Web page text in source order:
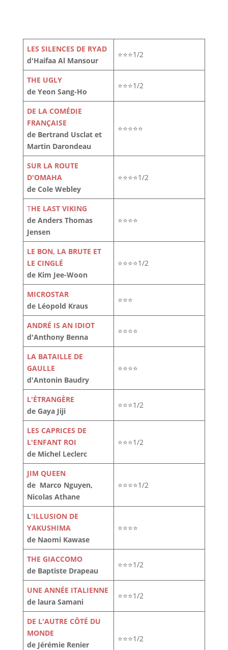
LES SILENCES DE RYAD
d'Haifaa Al Mansour
⭐⭐⭐1/2
THE UGLY
de Yeon Sang-Ho
⭐⭐⭐1/2
DE LA COMÉDIE
FRANÇAISE
de Bertrand Usclat et
Martin Darondeau
⭐⭐⭐⭐⭐
SUR LA ROUTE
D'OMAHA
de Cole Webley
⭐⭐⭐⭐1/2
THE LAST VIKING
de Anders Thomas
Jensen
⭐⭐⭐⭐
LE BON, LA BRUTE ET
LE CINGLÉ
de Kim Jee-Woon
⭐⭐⭐⭐1/2
MICROSTAR
de Léopold Kraus
⭐⭐⭐
ANDRÉ IS AN IDIOT
d'Anthony Benna
⭐⭐⭐⭐
LA BATAILLE DE
GAULLE
d'Antonin Baudry
⭐⭐⭐⭐
L'ÉTRANGÈRE
de Gaya Jiji
⭐⭐⭐1/2
LES CAPRICES DE
L'ENFANT ROI
de Michel Leclerc
⭐⭐⭐1/2
JIM QUEEN
de Marco Nguyen,
Nicolas Athane
⭐⭐⭐⭐1/2
L'ILLUSION DE
YAKUSHIMA
de Naomi Kawase
⭐⭐⭐⭐
THE GIACCOMO
de Baptiste Drapeau
⭐⭐⭐1/2
UNE ANNÉE ITALIENNE
de laura Samani
⭐⭐⭐1/2
DE L'AUTRE CÔTÉ DU
MONDE
de Jérémie Renier
⭐⭐⭐1/2